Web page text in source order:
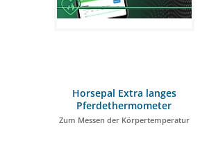
Horsepal Extra langes
Pferdethermometer
Zum Messen der Körpertemperatur